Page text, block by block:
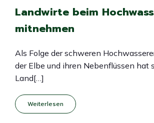
Landwirte beim
mitnehmen
Als Folge der schweren
der Elbe und ihren Nebenflüssen hat
Land[…]
Weiterlesen